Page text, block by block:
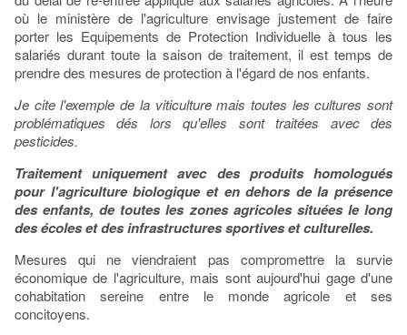
où le ministère de l'agriculture envisage justement de faire
porter les Equipements de Protection Individuelle à tous les
salariés durant toute la saison de traitement, il est temps de
prendre des mesures de protection à l'égard de nos enfants.
Je cite l'exemple de la viticulture mais toutes les cultures sont
problématiques dés lors qu'elles sont traitées avec des
pesticides.
Traitement uniquement avec des produits homologués
pour l'agriculture biologique et en dehors de la présence
des enfants, de toutes les zones agricoles situées le long
des écoles et des infrastructures sportives et culturelles.
Mesures qui ne viendraient pas compromettre la survie
économique de l'agriculture, mais sont aujourd'hui gage d'une
cohabitation sereine entre le monde agricole et ses
concitoyens.